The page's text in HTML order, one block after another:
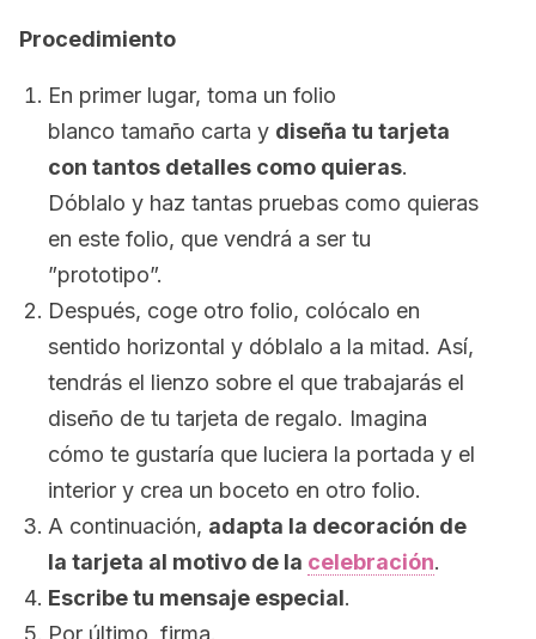
Procedimiento
En primer lugar, toma un folio
blanco tamaño carta y diseña tu tarjeta
con tantos detalles como quieras.
Dóblalo y haz tantas pruebas como quieras
en este folio, que vendrá a ser tu
”prototipo”.
Después, coge otro folio, colócalo en
sentido horizontal y dóblalo a la mitad. Así,
tendrás el lienzo sobre el que trabajarás el
diseño de tu tarjeta de regalo. Imagina
cómo te gustaría que luciera la portada y el
interior y crea un boceto en otro folio.
A continuación, adapta la decoración de
la tarjeta al motivo de la celebración.
Escribe tu mensaje especial.
Por último, firma.